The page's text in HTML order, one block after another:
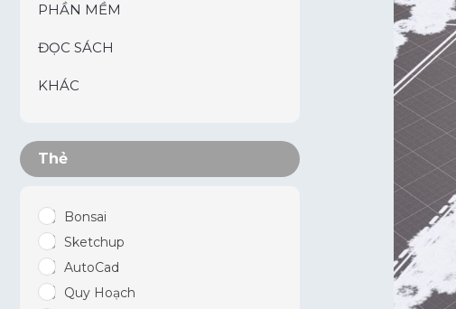
PHẦN MỀM
ĐỌC SÁCH
KHÁC
Thẻ
Bonsai
Sketchup
AutoCad
Quy Hoạch